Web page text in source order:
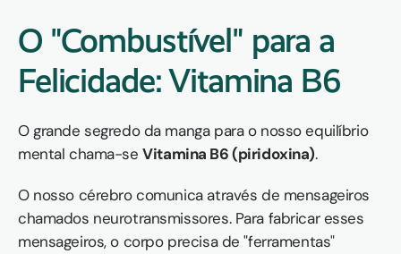
O "Combustível" para a
Felicidade: Vitamina B6
O grande segredo da manga para o nosso equilíbrio
mental chama-se Vitamina B6 (piridoxina).
O nosso cérebro comunica através de mensageiros
chamados neurotransmissores. Para fabricar esses
mensageiros, o corpo precisa de "ferramentas"